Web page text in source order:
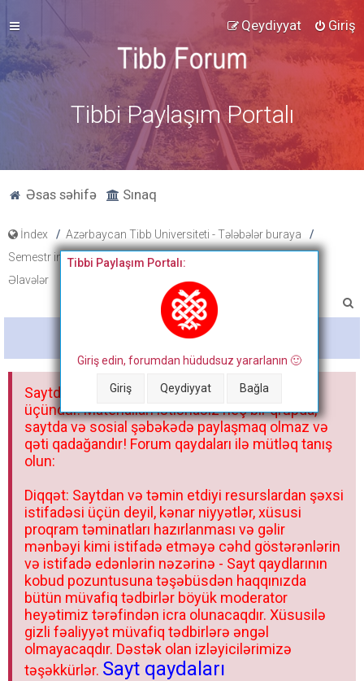
Giriş
Qeydiyyat
Tibbi Paylaşım Portalı
Əsas səhifə Sınaq
İndex
Azərbaycan Tibb Universiteti - Tələbələr buraya
Semestr imtahan testləri, cavabları və onların müzakirəsi
Əlavələr
a
Bitdi
Tibbi Paylaşım Portalı:
Giriş edin, forumdan hüdudsuz yararlanın 🙂
Giriş Qeydiyyat Bağla
Saytdakı materiallar yalnız fərdi istifadəniz
üçündür. Materialları istisnasız heç bir qrupda,
saytda və sosial şəbəkədə paylaşmaq olmaz və
qəti qadağandır! Forum qaydaları ilə mütləq tanış
olun:
Diqqət: Saytdan və təmin etdiyi resurslardan şəxsi
istifadəsi üçün deyil, kənar niyyətlər, xüsusi
proqram təminatları hazırlanması və gəlir
mənbəyi kimi istifadə etməyə cəhd göstərənlərin
və istifadə edənlərin nəzərinə - Sayt qaydlarının
kobud pozuntusuna təşəbüsdən haqqınızda
bütün müvafiq tədbirlər böyük moderator
heyətimiz tərəfindən icra olunacaqdır. Xüsusilə
gizli fəaliyyət müvafiq tədbirlərə əngəl
olmayacaqdır. Dəstək olan izləyicilərimizə
təşəkkürlər. Sayt qaydaları